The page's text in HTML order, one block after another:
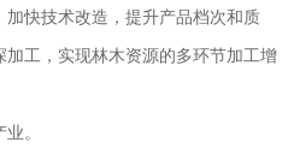
快技术改造，提升产品档次和质
工，实现林木资源的多环节加工增
。